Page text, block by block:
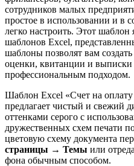
сотрудников малых
простое в использовании и в
легко настроить. Этот шаблон
шаблонов Excel,
шаблоны позволят вам
оценки, квитанции и выписки
профессиональным подходом.
Шаблон Excel «Счет на
предлагает чистый и свежий
оттенками серого с
дружественных схем печати
цветовую схему документа
страницы → Темы или
фона обычным способом.